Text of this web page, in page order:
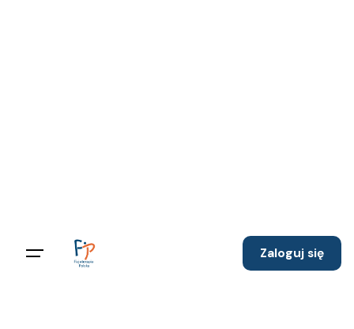
Zaloguj się